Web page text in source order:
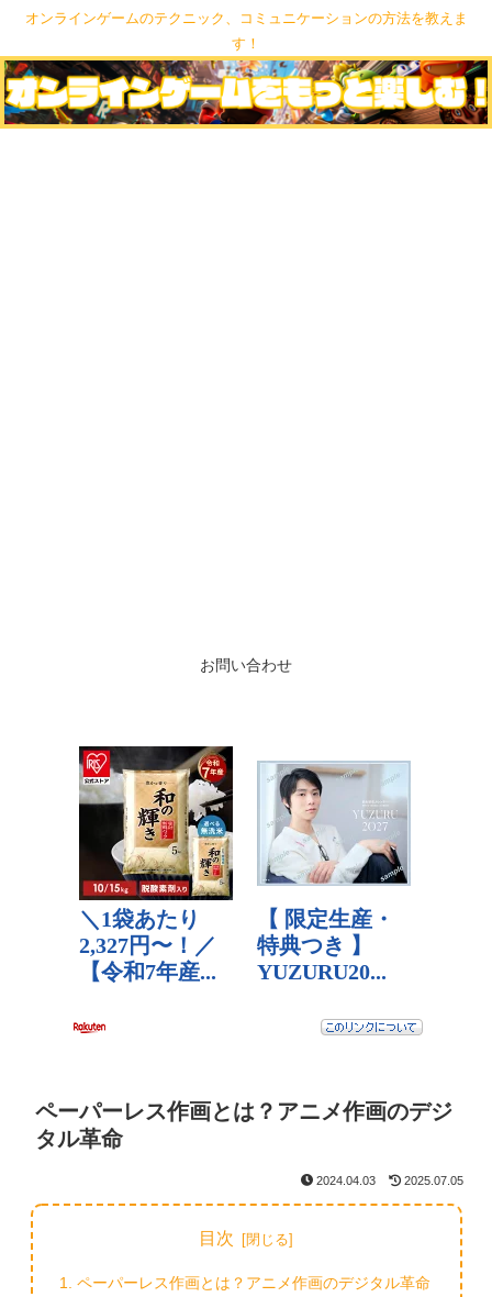
オンラインゲームのテクニック、コミュニケーションの方法を教えま
す！
お問い合わせ
ペーパーレス作画とは？アニメ作画のデジ
タル革命
2024.04.03 2025.07.05
目次
ペーパーレス作画とは？アニメ作画のデジタル革命